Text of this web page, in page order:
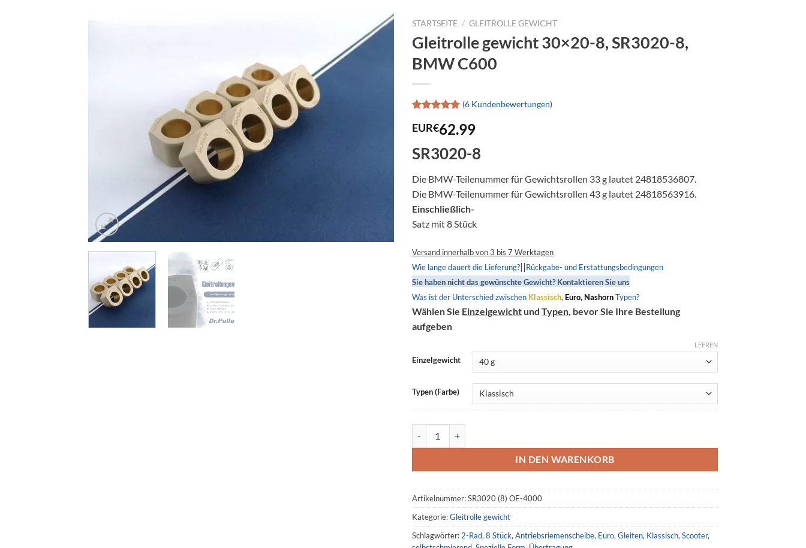
STARTSEITE / GLEITROLLE GEWICHT
Gleitrolle gewicht 30×20-8, SR3020-8,
BMW C600
mit4.83
basierend
auf
(6Kundenbewertungen)
EUR€62.99
SR3020-8
Die BMW-Teilenummer für Gewichtsrollen 33 g lautet 24818536807.
Die BMW-Teilenummer für Gewichtsrollen 43 g lautet 24818563916.
Einschließlich-
Satz mit 8 Stück
Versand innerhalb von 3 bis 7 Werktagen
Wie lange dauert die Lieferung?||Rückgabe- und Erstattungsbedingungen
Sie haben nicht das gewünschte Gewicht? Kontaktieren Sie uns
Was ist der Unterschied zwischen Klassisch, Euro, NashornTypen?
Wählen Sie Einzelgewicht und Typen, bevor Sie Ihre Bestellung
aufgeben
Einzelgewicht
Typen (Farbe)
LEEREN
IN DEN WARENKORB
Artikelnummer:SR3020 (8) OE-4000
Kategorie:Gleitrolle gewicht
Schlagwörter: 2-Rad, 8 Stück, Antriebsriemenscheibe, Euro, Gleiten, Klassisch, Scooter,